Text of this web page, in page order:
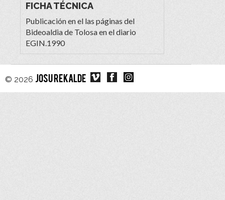
FICHA TÉCNICA
Publicación en el las páginas del
Bideoaldia de Tolosa en el diario
EGIN.1990
© 2026 JOSU REKALDE